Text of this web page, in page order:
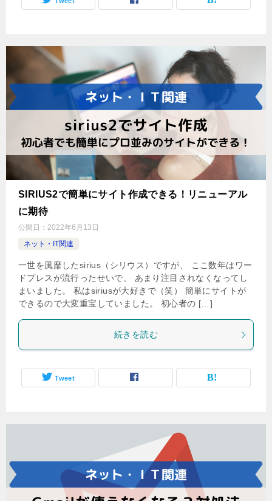
SIRIUS2で簡単にサイト作成できる！リニューアル
に期待
公開日： 2022年6月13日
ネット・IT関連
一世を風靡したsirius（シリウス）ですが、 ここ数年はワー
ドプレスが流行ったせいで、 あまり注目されなくなってし
まいました。 私はsiriusが大好きで（笑） 簡単にサイトが
できるので大変重宝していました。 初心者の […]
続きを読む
Tweet